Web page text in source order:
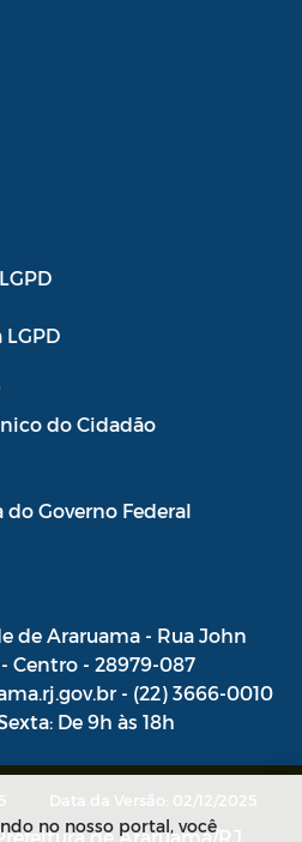
de Infração de
Gabinete
IBASMA
SEFAZ
SESAU
SETUR
SEELA
COVID-19
do Cidadão
Governo Federal
de Araruama - Rua John
Centro - 28979-087
- (22) 3666-0010
De 9h às 18h
Data da Versão: 02/12/2025
de Araruama/RJ.
no nosso portal, você